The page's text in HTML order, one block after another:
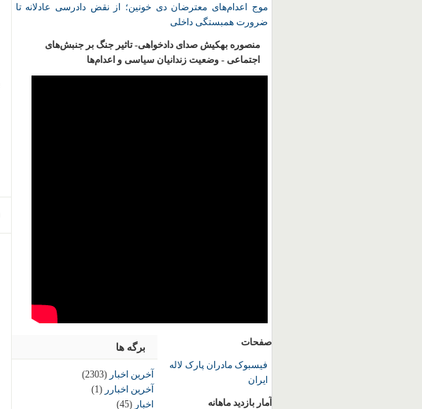
موج اعدام‌های معترضان دی‌ خونین؛ از نقض دادرسی عادلانه تا
ضرورت همبستگی داخلی
منصوره بهکیش صدای دادخواهی- تاثیر جنگ بر جنبش‌های
اجتماعی - وضعیت زندانیان سیاسی و اعدام‌ها
برگه ها
آخرین اخبار (2303)
آخرین اخبارر (1)
اخبار (45)
صفحات
فیسبوک مادران پارک لاله
ایران
آمار بازدید ماهانه